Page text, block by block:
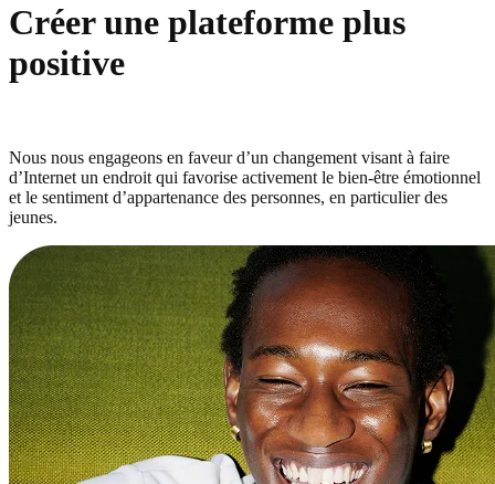
Créer une plateforme plus
positive
Nous nous engageons en faveur d’un changement visant à faire
d’Internet un endroit qui favorise activement le bien-être émotionnel
et le sentiment d’appartenance des personnes, en particulier des
jeunes.